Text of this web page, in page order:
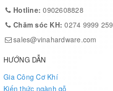
Hotline:0902608828
Chăm sóc KH:0274 9999 259
sales@vinahardware.com
HƯỚNG DẪN
Gia Công Cơ Khí
Kiến thức ngành gỗ